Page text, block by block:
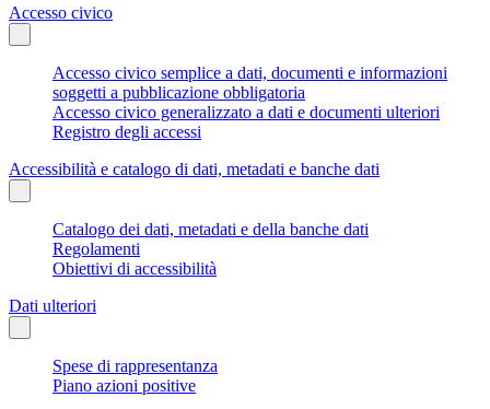
Accesso civico
Accesso civico semplice a dati, documenti e informazioni
soggetti a pubblicazione obbligatoria
Accesso civico generalizzato a dati e documenti ulteriori
Registro degli accessi
Accessibilità e catalogo di dati, metadati e banche dati
Catalogo dei dati, metadati e della banche dati
Regolamenti
Obiettivi di accessibilità
Dati ulteriori
Spese di rappresentanza
Piano azioni positive